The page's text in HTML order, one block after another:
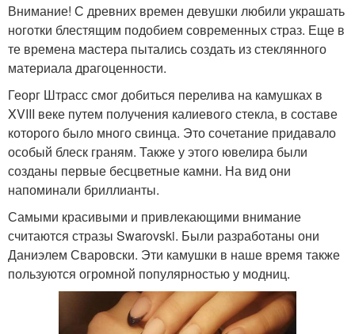
Внимание! С древних времен девушки любили украшать
ноготки блестящим подобием современных страз. Еще в
те времена мастера пытались создать из стеклянного
материала драгоценности.
Георг Штрасс смог добиться перелива на камушках в
XVIII веке путем получения калиевого стекла, в составе
которого было много свинца. Это сочетание придавало
особый блеск граням. Также у этого ювелира были
созданы первые бесцветные камни. На вид они
напоминали бриллианты.
Самыми красивыми и привлекающими внимание
считаются стразы Swarovski. Были разработаны они
Даниэлем Сваровски. Эти камушки в наше время также
пользуются огромной популярностью у модниц.